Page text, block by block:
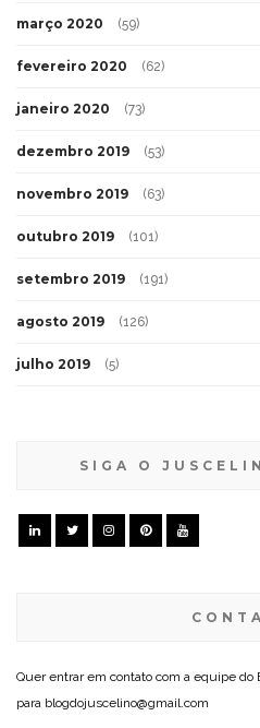
março 2020 (59)
fevereiro 2020 (62)
janeiro 2020 (73)
dezembro 2019 (53)
novembro 2019 (63)
outubro 2019 (101)
setembro 2019 (191)
agosto 2019 (126)
julho 2019 (5)
SIGA O
Quer entrar em contato com a equipe
para blogdojuscelino@gmail.com